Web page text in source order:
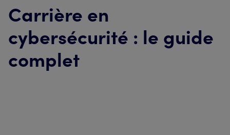
Carrière en
cybersécurité : le guide
complet